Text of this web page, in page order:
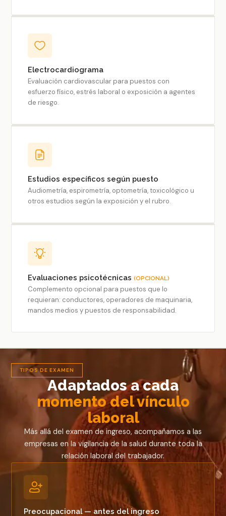
Electrocardiograma
Evaluación cardiovascular para puestos con
esfuerzo físico, estrés laboral o exposición a agentes
de riesgo.
Estudios específicos según puesto
Audiometría, espirometría, optometría, toxicológico u
otros estudios según la exposición y el rubro.
Evaluaciones psicotécnicas(OPCIONAL)
Complemento opcional para puestos que lo
requieran: conductores, operadores de maquinaria,
mandos medios y puestos de responsabilidad.
TIPOS DE EXAMEN
Adaptados a cada
momento del vínculo
laboral
Más allá del examen de ingreso, acompañamos a las
empresas en la vigilancia de la salud durante toda la
relación laboral del trabajador.
Preocupacional — antes del ingreso